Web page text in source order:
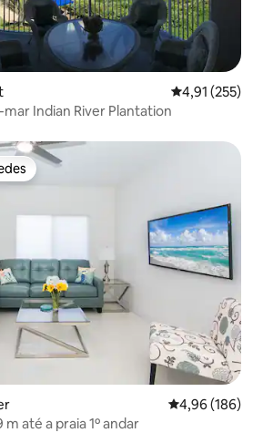
4,91 de uma
4,91 (255)
Indian River Plantation
4,96 de uma
4,96 (186)
até a praia 1º andar